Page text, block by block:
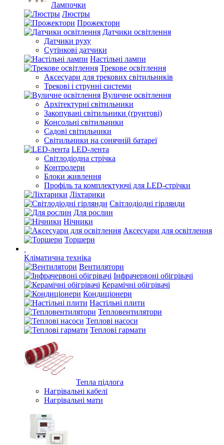
Лампочки
Люстры
Прожектори
Датчики освітлення
Датчики руху
Сутінкові датчики
Настільні лампи
Трекове освітлення
Аксесуари для трекових світильників
Трекові і струнні системи
Вуличне освітлення
Архітектурні світильники
Закопувані світильники (ґрунтові)
Консольні світильники
Садові світильники
Світильники на сонячній батареї
LED-лента
Світлодіодна стрічка
Контролери
Блоки живлення
Профіль та комплектуючі для LED-стрічки
Ліхтарики
Світлодіодні гірлянди
Для рослин
Нічники
Аксесуари для освітлення
Торшери
Кліматична техніка
Вентилятори
Інфрачервоні обігрівачі
Керамічні обігрівачі
Кондиціонери
Настільні плити
Тепловентилятори
Теплові насоси
Теплові гармати
Тепла підлога
Нагрівальні кабелі
Нагрівальні мати